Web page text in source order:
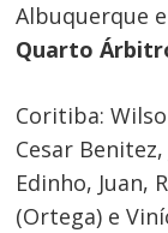
Albuquerque
Quarto
Coritiba:
Cesar
Edinho, Juan,
(Ortega) e